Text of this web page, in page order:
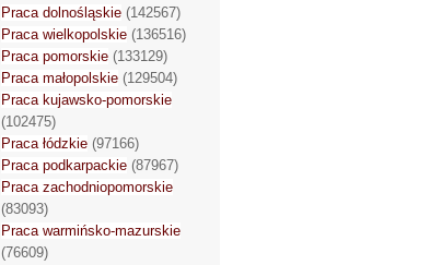
Praca dolnośląskie (142567)
Praca wielkopolskie (136516)
Praca pomorskie (133129)
Praca małopolskie (129504)
Praca kujawsko-pomorskie
(102475)
Praca łódzkie (97166)
Praca podkarpackie (87967)
Praca zachodniopomorskie
(83093)
Praca warmińsko-mazurskie
(76609)